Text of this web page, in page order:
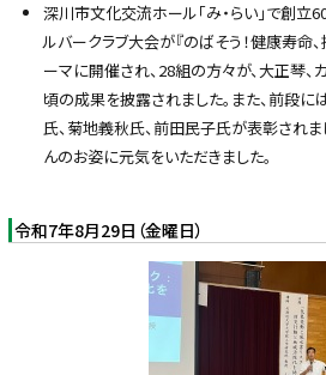
深川市文化交流ホール「み・らい」で創
ルバークラブ大会が『のばそう！健康寿命、
ーマに開催され、28組の方々が、大正琴、
頃の成果を披露されました。また、前段に
氏、菊地義秋氏、前田民子氏が表彰されま
んのお姿に元気をいただきました。
令和7年8月29日（金曜日）